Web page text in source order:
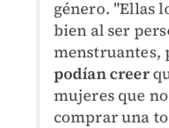
género. "Ellas
bien al ser
menstruantes,
podían creer
mujeres que
comprar una